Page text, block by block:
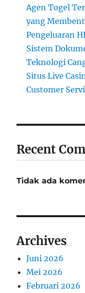
Agen Togel
yang
Pengeluaran
Sistem
Teknologi
Situs Live
Customer
Recent
Tidak ada
Archives
Juni 2026
Mei 2026
Februari 2026